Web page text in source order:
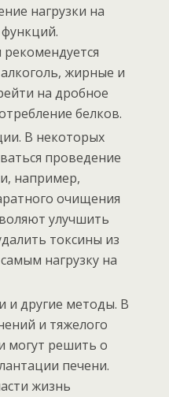
нагрузки на
жирные и
на дробное
белков.
В некоторых
проведение
например,
очищения
улучшить
токсины из
нагрузку на
и другие методы. В
и тяжелого
могут решить о
печени.
жизнь